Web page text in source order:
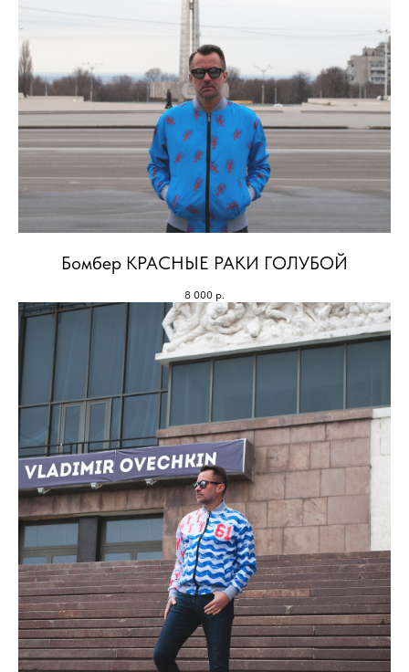
Бомбер КРАСНЫЕ РАКИ ГОЛУБОЙ
8 000 р.